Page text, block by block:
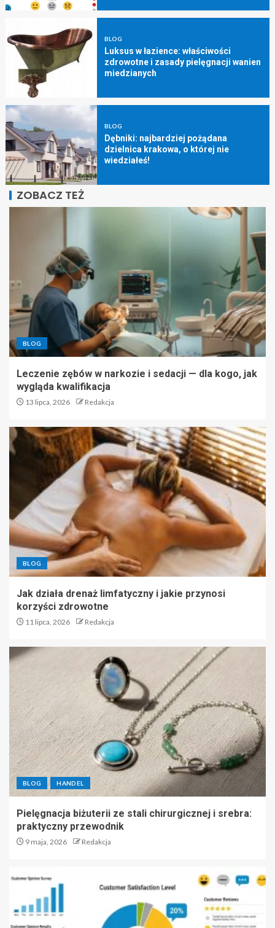
BLOG
Luksus w łazience: właściwości
zdrowotne i zasady pielęgnacji wanien
miedzianych
BLOG
Dębniki: najbardziej pożądana
dzielnica krakowa, o której nie
wiedziałeś!
ZOBACZ TEŻ
BLOG
Leczenie zębów w narkozie i sedacji — dla kogo, jak
wygląda kwalifikacja
13 lipca, 2026 Redakcja
BLOG
Jak działa drenaż limfatyczny i jakie przynosi
korzyści zdrowotne
11 lipca, 2026 Redakcja
BLOG HANDEL
Pielęgnacja biżuterii ze stali chirurgicznej i srebra:
praktyczny przewodnik
9 maja, 2026 Redakcja